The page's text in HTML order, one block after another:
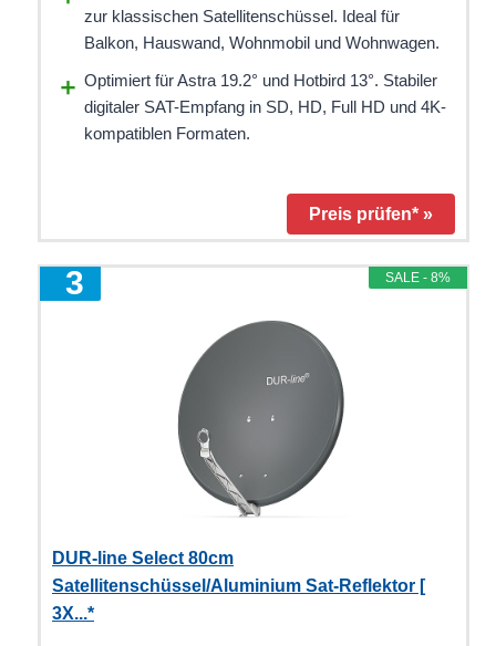
zur klassischen Satellitenschüssel. Ideal für
Balkon, Hauswand, Wohnmobil und Wohnwagen.
Optimiert für Astra 19.2° und Hotbird 13°. Stabiler
digitaler SAT-Empfang in SD, HD, Full HD und 4K-
kompatiblen Formaten.
Preis prüfen* »
SALE - 8%
DUR-line Select 80cm
Satellitenschüssel/Aluminium Sat-Reflektor [
3X...*